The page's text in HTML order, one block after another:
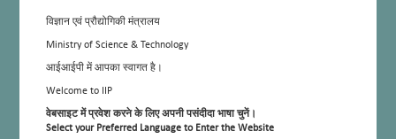
विज्ञान एवं प्रौद्योगिकी मंत्रालय
Ministry of Science & Technology
आईआईपी में आपका स्वागत है।
Welcome to IIP
वेबसाइट में प्रवेश करने के लिए अपनी पसंदीदा भाषा चुनें।
Select your Preferred Language to Enter the Website